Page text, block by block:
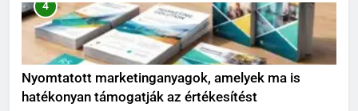
4
Nyomtatott marketinganyagok, amelyek ma is
hatékonyan támogatják az értékesítést